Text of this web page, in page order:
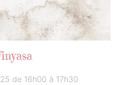
de 16h00 à 17h30